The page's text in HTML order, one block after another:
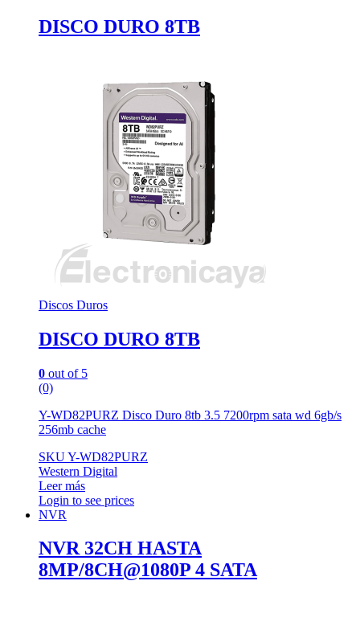
DISCO DURO 8TB
Discos Duros
DISCO DURO 8TB
0 out of 5
(0)
Y-WD82PURZ Disco Duro 8tb 3.5 7200rpm sata wd 6gb/s
256mb cache
SKU Y-WD82PURZ
Western Digital
Leer más
Login to see prices
NVR
NVR 32CH HASTA
8MP/8CH@1080P 4 SATA